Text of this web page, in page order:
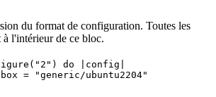
du format de configuration. Toutes les
l'intérieur de ce bloc.
( " 2 " ) do config
box = "generic/ubuntu2204"